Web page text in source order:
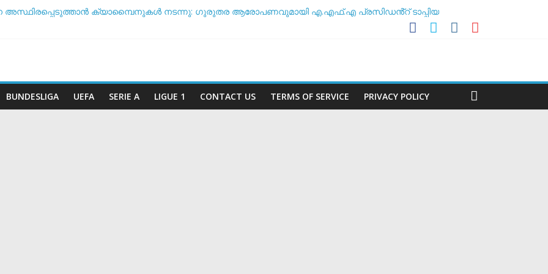
അസ്ഥിരപ്പെടുത്താൻ ക്യാമ്പൈനുകൾ നടന്നു: ഗുരുതര ആരോപണവുമായി എ.എഫ്.എ പ്രസിഡൻ്റ് ടാപ്പിയ
BUNDESLIGA UEFA SERIE A LIGUE 1 CONTACT US TERMS OF SERVICE PRIVACY POLICY